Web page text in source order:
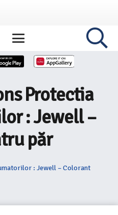
Protectia
: Jewell –
păr
: Jewell – Colorant